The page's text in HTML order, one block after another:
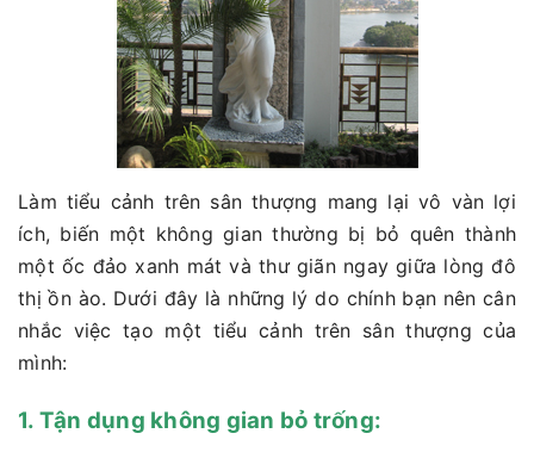
Làm tiểu cảnh trên sân thượng mang lại vô vàn lợi
ích, biến một không gian thường bị bỏ quên thành
một ốc đảo xanh mát và thư giãn ngay giữa lòng đô
thị ồn ào. Dưới đây là những lý do chính bạn nên cân
nhắc việc tạo một tiểu cảnh trên sân thượng của
mình:
1. Tận dụng không gian bỏ trống: